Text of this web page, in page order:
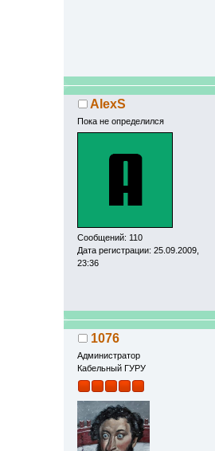
AlexS
Пока не определился
Сообщений: 110
Дата регистрации: 25.09.2009,
23:36
1076
Администратор
Кабельный ГУРУ